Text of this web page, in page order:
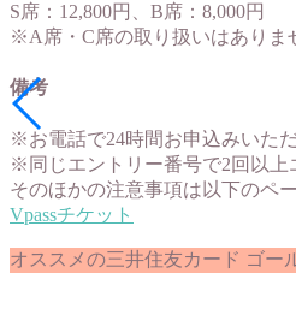
S席：12,800円、B席：8,000円
※A席・C席の取り扱いはありま
備考
※お電話で24時間お申込みいただ
※同じエントリー番号で2回以上
そのほかの注意事項は以下のペ
Vpassチケット
オススメの三井住友カード ゴ